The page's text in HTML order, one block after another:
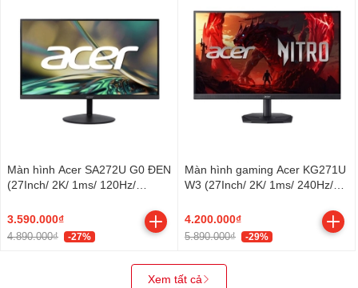
Màn hình Acer SA272U G0 ĐEN
(27Inch/ 2K/ 1ms/ 120Hz/
3.590.000₫
4.890.000₫ -27%
Màn hình gaming Acer KG271U
W3 (27Inch/ 2K/ 1ms/ 240Hz/
4.200.000₫
5.890.000₫ -29%
Xem tất cả